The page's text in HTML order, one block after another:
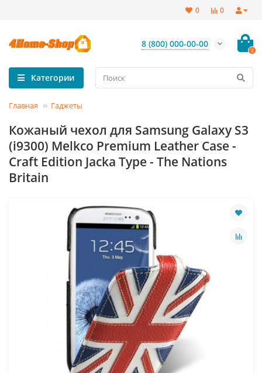
0
0
8 (800) 000-00-00
0
Категории
Главная Гаджеты
Кожаный чехол для Samsung Galaxy S3
(i9300) Melkco Premium Leather Case -
Craft Edition Jacka Type - The Nations
Britain